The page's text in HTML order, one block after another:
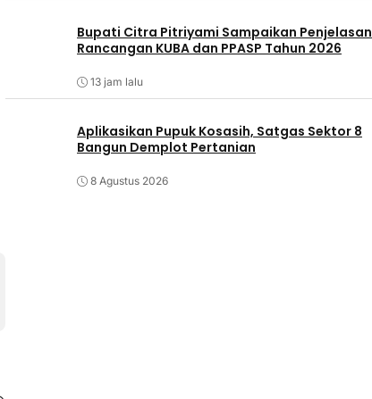
Bupati Citra Pitriyami Sampaikan Penjelasan
Rancangan KUBA dan PPASP Tahun 2026
13 jam lalu
Aplikasikan Pupuk Kosasih, Satgas Sektor 8
Bangun Demplot Pertanian
8 Agustus 2026